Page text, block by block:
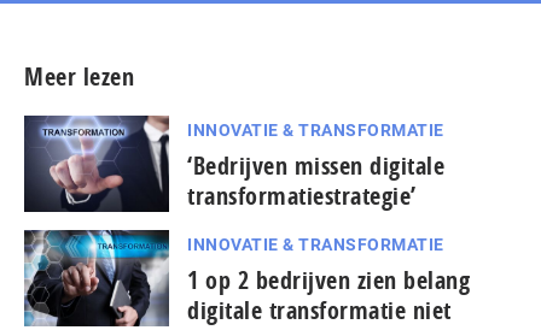
Meer lezen
INNOVATIE & TRANSFORMATIE
‘Bedrijven missen digitale
transformatiestrategie’
INNOVATIE & TRANSFORMATIE
1 op 2 bedrijven zien belang
digitale transformatie niet